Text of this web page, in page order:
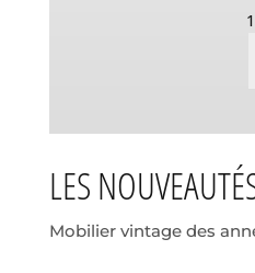
LES
Mobilier vintage des